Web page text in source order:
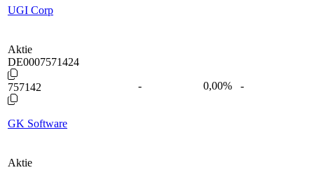
UGI Corp
Aktie
DE0007571424
757142
GK Software
- 0,00% -
Aktie